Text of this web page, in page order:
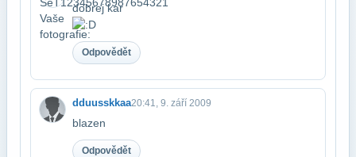
dobrej kar
Odpovědět
dduusskkaa20:41, 9. září 2009
blazen
Odpovědět